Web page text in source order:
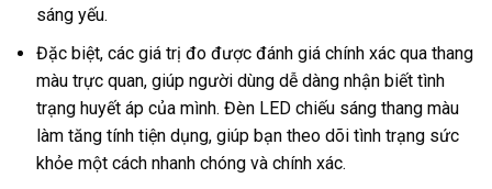
sáng yếu.
Đặc biệt, các giá trị đo được đánh giá chính xác qua thang
màu trực quan, giúp người dùng dễ dàng nhận biết tình
trạng huyết áp của mình. Đèn LED chiếu sáng thang màu
làm tăng tính tiện dụng, giúp bạn theo dõi tình trạng sức
khỏe một cách nhanh chóng và chính xác.